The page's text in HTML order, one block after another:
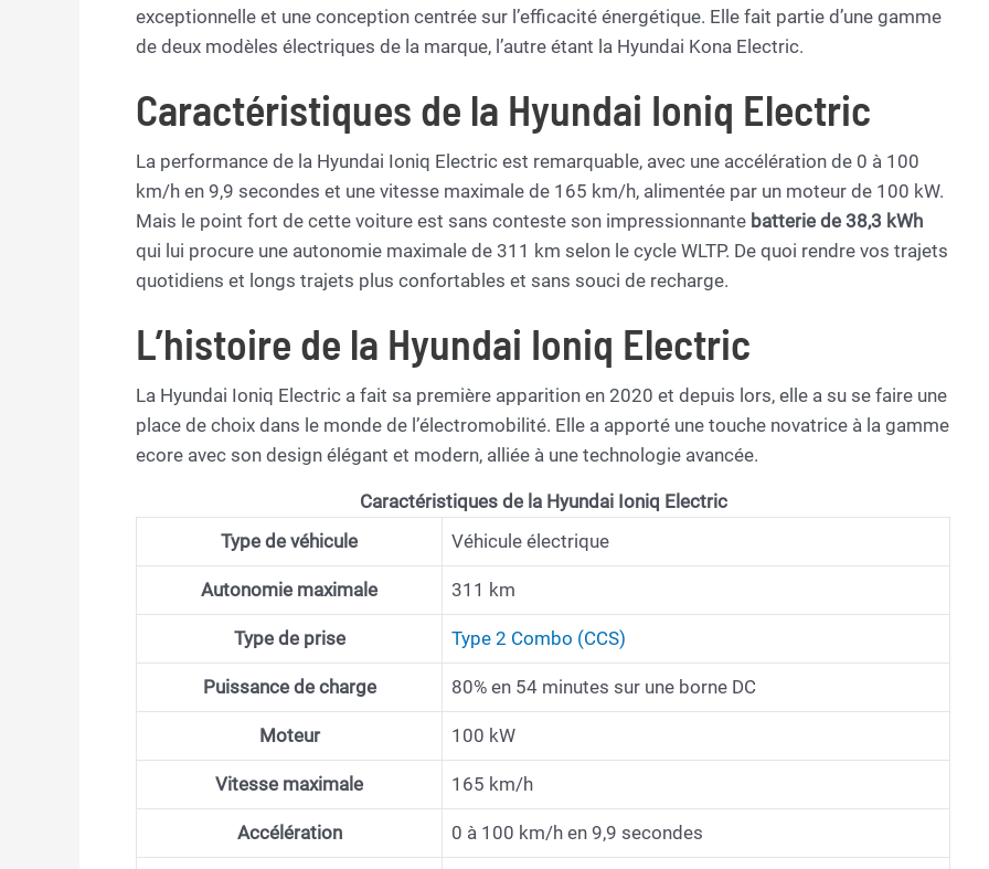
exceptionnelle et une conception centrée sur l’efficacité énergétique. Elle fait partie d’une gamme
de deux modèles électriques de la marque, l’autre étant la Hyundai Kona Electric.
Caractéristiques de la Hyundai Ioniq Electric
La performance de la Hyundai Ioniq Electric est remarquable, avec une accélération de 0 à 100
km/h en 9,9 secondes et une vitesse maximale de 165 km/h, alimentée par un moteur de 100 kW.
Mais le point fort de cette voiture est sans conteste son impressionnante batterie de 38,3 kWh
qui lui procure une autonomie maximale de 311 km selon le cycle WLTP. De quoi rendre vos trajets
quotidiens et longs trajets plus confortables et sans souci de recharge.
L’histoire de la Hyundai Ioniq Electric
La Hyundai Ioniq Electric a fait sa première apparition en 2020 et depuis lors, elle a su se faire une
place de choix dans le monde de l’électromobilité. Elle a apporté une touche novatrice à la gamme
ecore avec son design élégant et modern, alliée à une technologie avancée.
Caractéristiques de la Hyundai Ioniq Electric
Type de véhicule
Véhicule électrique
Autonomie maximale 311 km
Type de prise Type 2 Combo (CCS)
Puissance de charge 80% en 54 minutes sur une borne DC
Moteur 100 kW
Vitesse maximale 165 km/h
Accélération 0 à 100 km/h en 9,9 secondes